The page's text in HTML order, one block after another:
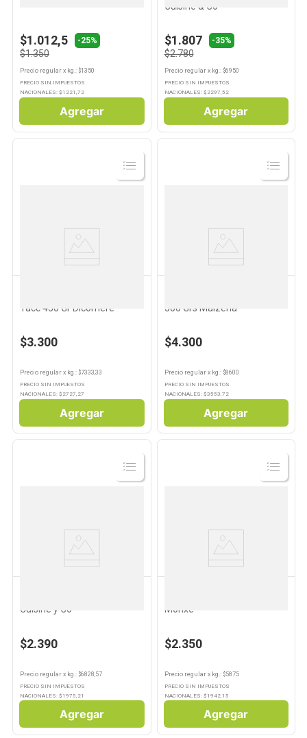
$1.012,5 -25%
$1.350
Precio regular x kg.: $1350
PRECIO SIN IMPUESTOS
NACIONALES: $ 1221,72
Agregar
Cuisine & Co
$1.807 -35%
$2.780
Precio regularx kg.: $6950
PRECIO SIN IMPUESTOS
NACIONALES: $ 2297,52
Agregar
Ver
Producto
Tacc 450 Gr Dicomere
$3.300
Precio regular x kg. : $7333,33
PRECIO SIN IMPUESTOS
NACIONALES: $ 2727,27
Agregar
Ver
Producto
500 Grs Maizena
$4.300
Precio regularx kg. : $8600
PRECIO SIN IMPUESTOS
NACIONALES: $3553,72
Agregar
Ver
Producto
Cuisine y Co
$2.390
Precio regular x kg. : $6828,57
PRECIO SIN IMPUESTOS
NACIONALES: $ 1975,21
Agregar
Ver
Producto
Morixe
$2.350
Precio regularx kg. : $5875
PRECIO SIN IMPUESTOS
NACIONALES: $ 1942,15
Agregar